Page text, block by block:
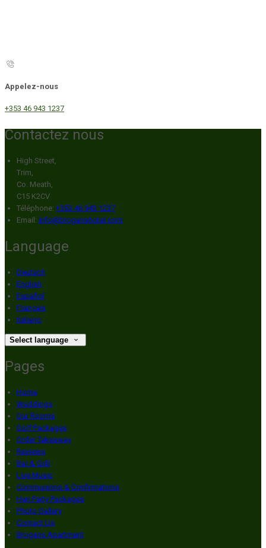
Appelez-nous
+353 46 943 1237
Contactez nous
High Street,
Trim,
Co. Meath,
C15 K2CV
Téléphone: +353 46 943 1237
Email: info@broganshotel.com
Language
Deutsch
English
Español
Français
Italiano
Select language
Pages
Home
Weddings
Our Rooms
Golf Packages
Order Takeaway
Reviews
Bar & Grill
Live Music
Communions & Confirmations
Hen Party Packages
Photo Gallery
Contact Us
Brogans Apartment